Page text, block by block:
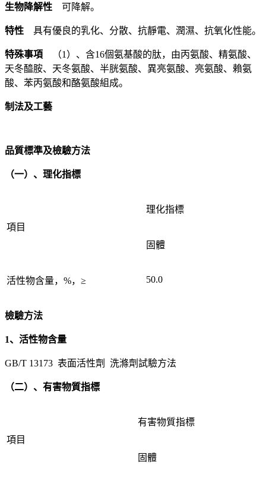
生物降解性 可降解。
特性 具有優良的乳化、分散、抗靜電、潤濕、抗氧化性能。
特殊事項
（1）、含16個氨基酸的肽，由丙氨酸、精氨酸、
天冬醯胺、天冬氨酸、半胱氨酸、異亮氨酸、亮氨酸、賴氨
酸、苯丙氨酸和酪氨酸組成。
制法及工藝
品質標準及檢驗方法
（一）、理化指標
項目
理化指標
固體
活性物含量，%，≥ 50.0
檢驗方法
1、活性物含量
GB/T 13173 表面活性劑 洗滌劑試驗方法
（二）、有害物質指標
項目
有害物質指標
固體